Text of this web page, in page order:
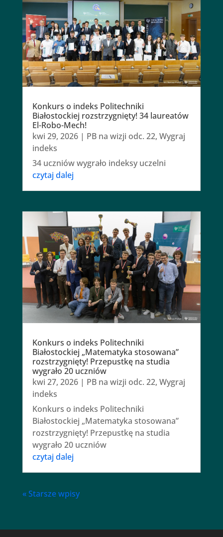
Konkurs o indeks Politechniki
Białostockiej rozstrzygnięty! 34 laureatów
El-Robo-Mech!
kwi 29, 2026| PB na wizji odc. 22, Wygraj
indeks
34 uczniów wygrało indeksy uczelni
czytaj dalej
Konkurs o indeks Politechniki
Białostockiej „Matematyka stosowana”
rozstrzygnięty! Przepustkę na studia
wygrało 20 uczniów
kwi 27, 2026| PB na wizji odc. 22, Wygraj
indeks
Konkurs o indeks Politechniki
Białostockiej „Matematyka stosowana”
rozstrzygnięty! Przepustkę na studia
wygrało 20 uczniów
czytaj dalej
« Starsze wpisy